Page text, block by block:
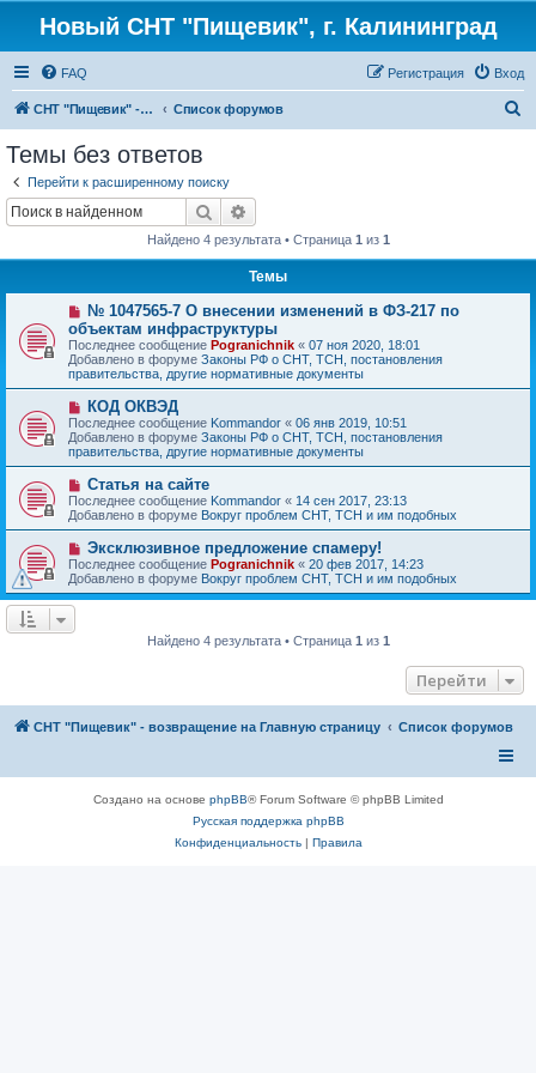
Новый СНТ "Пищевик", г. Калининград
FAQ Вход
Регистрация
СНТ "Пищевик" - возвращение на Главную страницу Список форумов
Темы без ответов
Перейти к расширенному поиску
Поиск
Найдено 4 результата • Страница 1 из 1
Темы
Н
о
в
о
е
с
о
б
щ
е
н
и
№ 1047565-7 О внесении изменений в ФЗ-217 по
объектам инфраструктуры
Последнее сообщение Pogranichnik « 07 ноя 2020, 18:01
Добавлено в форуме Законы РФ о СНТ, ТСН, постановления
правительства, другие нормативные документы
Н
о
в
о
е
о
о
б
щ
е
н
и
е
КОД ОКВЭД
Последнее сообщение Kommandor « 06 янв 2019, 10:51
Добавлено в форуме Законы РФ о СНТ, ТСН, постановления
правительства, другие нормативные документы
Н
о
в
о
е
с
о
о
б
Статья на сайте
Последнее сообщение Kommandor « 14 сен 2017, 23:13
Добавлено в форуме Вокруг проблем СНТ, ТСН и им подобных
Н
о
в
о
е
н
е
Эксклюзивное предложение спамеру!
Последнее сообщение Pogranichnik « 20 фев 2017, 14:23
Добавлено в форуме Вокруг проблем СНТ, ТСН и им подобных
Найдено 4 результата • Страница 1 из 1
Перейти
СНТ "Пищевик" - возвращение на Главную страницу Список форумов
Создано на основе phpBB® Forum Software © phpBB Limited
Русская поддержка phpBB
Конфиденциальность| Правила